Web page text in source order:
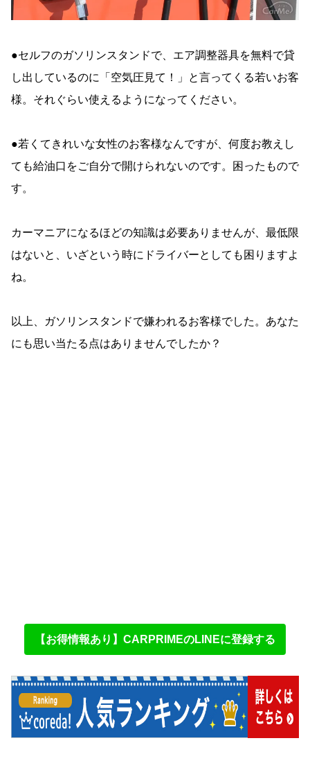
●セルフのガソリンスタンドで、エア調整器具を無料で貸
し出しているのに「空気圧見て！」と言ってくる若いお客
様。それぐらい使えるようになってください。
●若くてきれいな女性のお客様なんですが、何度お教えし
ても給油口をご自分で開けられないのです。困ったもので
す。
カーマニアになるほどの知識は必要ありませんが、最低限
はないと、いざという時にドライバーとしても困りますよ
ね。
以上、ガソリンスタンドで嫌われるお客様でした。あなた
にも思い当たる点はありませんでしたか？
【お得情報あり】CARPRIMEのLINEに登録する